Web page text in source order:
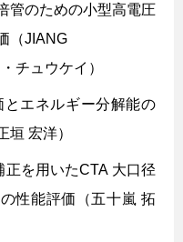
管のための小型高電圧
（JIANG
チュウケイ）
とエネルギー分解能の
垣 宏洋）
を用いたCTA 大口径
性能評価（五十嵐 拓